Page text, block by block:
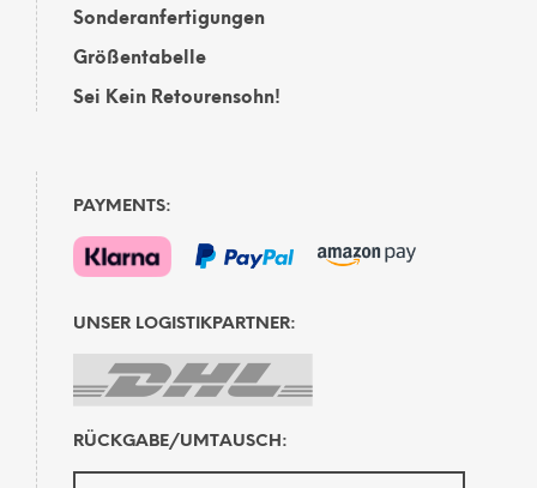
Sonderanfertigungen
Größentabelle
Sei Kein Retourensohn!
PAYMENTS:
UNSER LOGISTIKPARTNER:
RÜCKGABE/UMTAUSCH: